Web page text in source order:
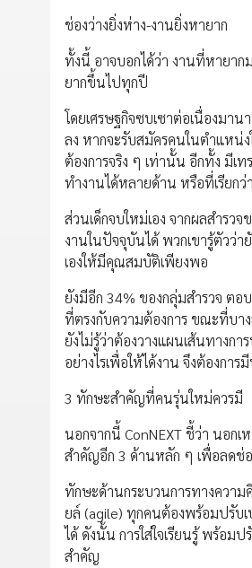
ช่องว่างยิ่งห่าง-งานยิ่งหายาก
ทั้งนี้ อาจบอกได้ว่า งานที่หายาก
ยากขึ้นไปทุกปี
โดยเศรษฐกิจซบเซาต่อเนื่องมา
ลง หากจะรับสมัครคนในตำแหน่
ต้องการจริง ๆ เท่านั้น อีกทั้ง มีเ
ทำงานได้หลายด้าน หรือที่เรียก
ส่วนเด็กจบใหม่เอง จากผลสำรว
งานในปัจจุบันได้ พวกเขารู้ตัวว่
เองให้มีคุณสมบัติเพียงพอ
ยังมีอีก 34% ของกลุ่มสำรวจ ตอ
ที่ตรงกับความต้องการ ขณะที่บ
ยังไม่รู้ว่าต้องวางแผนเส้นทางก
อย่างไรเพื่อให้ได้งาน จึงต้องก
3 ทักษะสำคัญที่คนรุ่นใหม่ควรมี
นอกจากนี้ ConNEXT ชี้ว่า นอก
สำคัญอีก 3 ด้านหลัก ๆ เพื่อลดช่อ
ทักษะด้านกระบวนการทางความ
ยล์ (agile) ทุกคนต้องพร้อมปรับเ
ได้ ดังนั้น การใส่ใจเรียนรู้ พร้อ
สำคัญ